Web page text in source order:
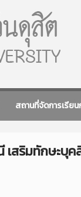
สถานที่จัดการเรีย
สริมทักษะบุ